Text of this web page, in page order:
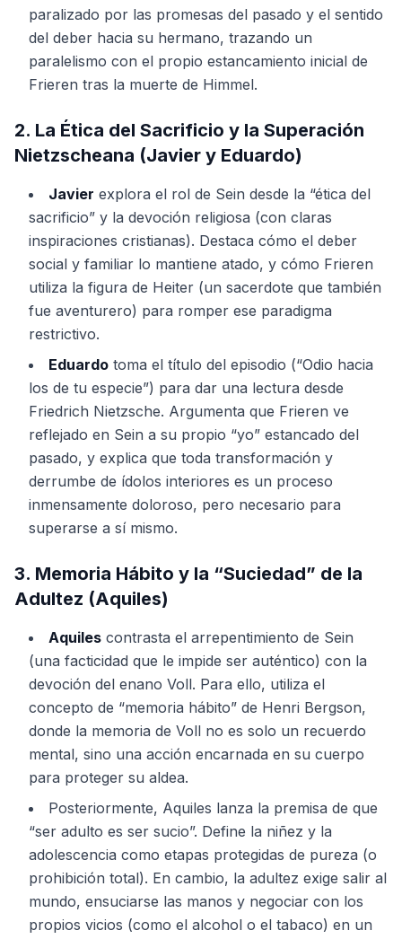
paralizado por las promesas del pasado y el sentido
del deber hacia su hermano, trazando un
paralelismo con el propio estancamiento inicial de
Frieren tras la muerte de Himmel.
2. La Ética del Sacrificio y la Superación
Nietzscheana (Javier y Eduardo)
Javier explora el rol de Sein desde la “ética del
sacrificio” y la devoción religiosa (con claras
inspiraciones cristianas). Destaca cómo el deber
social y familiar lo mantiene atado, y cómo Frieren
utiliza la figura de Heiter (un sacerdote que también
fue aventurero) para romper ese paradigma
restrictivo.
Eduardo toma el título del episodio (“Odio hacia
los de tu especie”) para dar una lectura desde
Friedrich Nietzsche. Argumenta que Frieren ve
reflejado en Sein a su propio “yo” estancado del
pasado, y explica que toda transformación y
derrumbe de ídolos interiores es un proceso
inmensamente doloroso, pero necesario para
superarse a sí mismo.
3. Memoria Hábito y la “Suciedad” de la
Adultez (Aquiles)
Aquiles contrasta el arrepentimiento de Sein
(una facticidad que le impide ser auténtico) con la
devoción del enano Voll. Para ello, utiliza el
concepto de “memoria hábito” de Henri Bergson,
donde la memoria de Voll no es solo un recuerdo
mental, sino una acción encarnada en su cuerpo
para proteger su aldea.
Posteriormente, Aquiles lanza la premisa de que
“ser adulto es ser sucio”. Define la niñez y la
adolescencia como etapas protegidas de pureza (o
prohibición total). En cambio, la adultez exige salir al
mundo, ensuciarse las manos y negociar con los
propios vicios (como el alcohol o el tabaco) en un